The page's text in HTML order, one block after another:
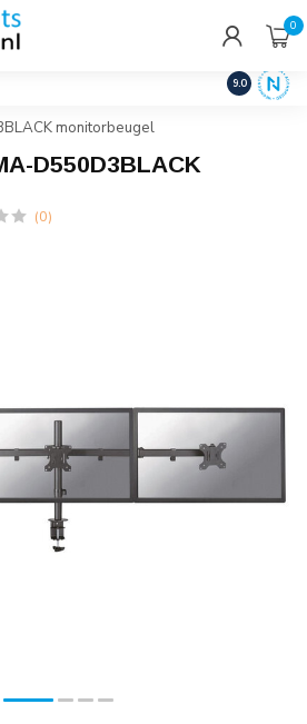
0
Incl. btw
Hoge
9.0
monitorbeugel
D550D3BLACK
(0)